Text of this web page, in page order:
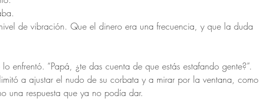
de vibración. Que el dinero era una frecuencia, y que la duda
enfrentó. “Papá, ¿te das cuenta de que estás estafando gente?”.
a ajustar el nudo de su corbata y a mirar por la ventana, como
una respuesta que ya no podía dar.